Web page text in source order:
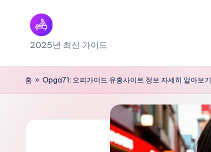
출
장
마
2025년 최신 가이드
홈 » Opga71: 오피가이드 유흥사이트 정보 자세히 알아보기